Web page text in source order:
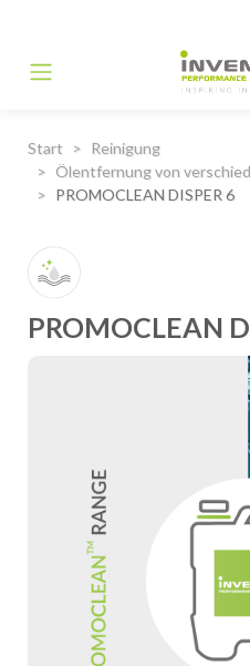
Main
Start
Reinigung
Ölentfernung von
PROMOCLEAN DISPER 6
PROMOCLEAN